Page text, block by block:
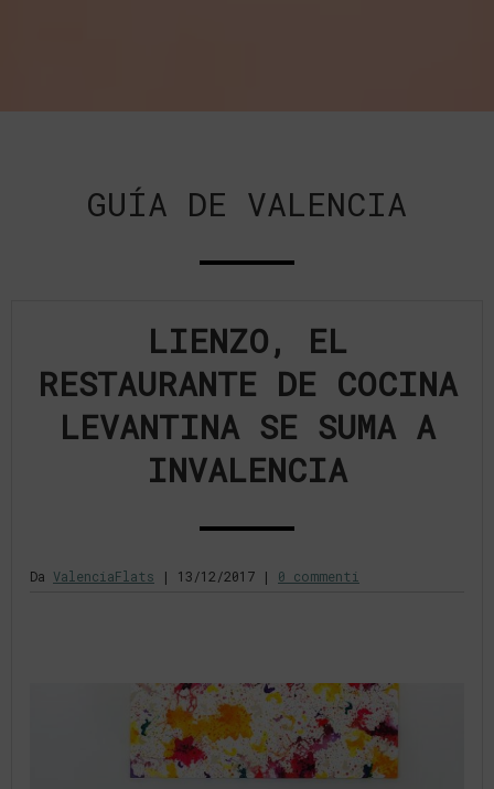
GUÍA DE VALENCIA
LIENZO, EL
RESTAURANTE DE COCINA
LEVANTINA SE SUMA A
INVALENCIA
Da ValenciaFlats | 13/12/2017 | 0 commenti